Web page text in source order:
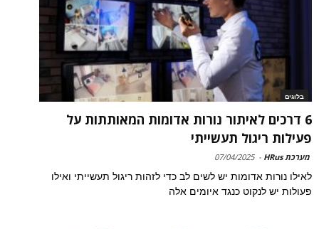
בלוגים
6 דרכים לאיתור נורות אדומות המאותתות על
פעילות ריגול תעשייתי
מערכת HRus -
07/04/2025
לאילו נורות אדומות יש לשים לב כדי לזהות ריגול תעשייתי ואילו
פעולות יש לנקוט כנגד איומים אלה